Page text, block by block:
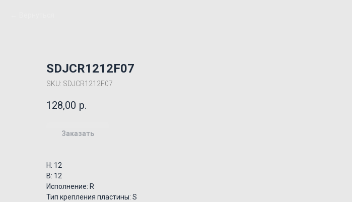
SDJCR1212F07
SKU: SDJCR1212F07
128,00 р.
Заказать
H: 12
B: 12
Исполнение: R
Тип крепления пластины: S